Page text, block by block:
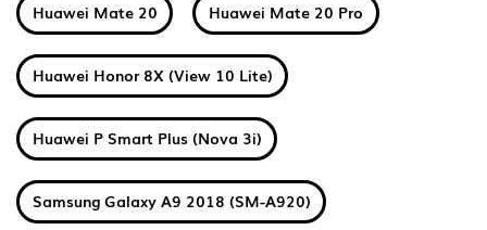
Huawei Mate 20 Huawei Mate 20 Pro
Huawei Honor 8X (View 10 Lite)
Huawei P Smart Plus (Nova 3i)
Samsung Galaxy A9 2018 (SM-A920)